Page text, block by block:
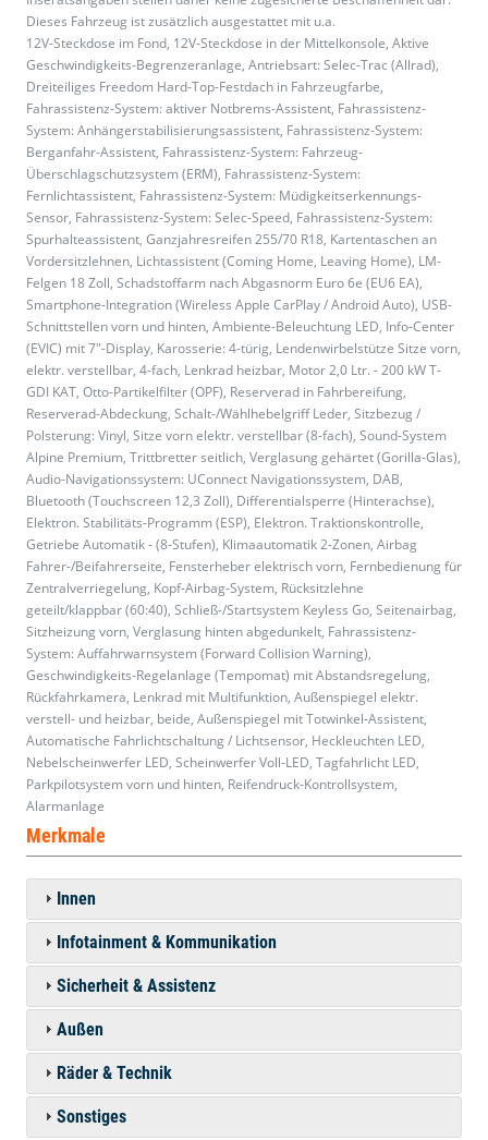
Dieses Fahrzeug ist zusätzlich ausgestattet mit u.a.
12V-Steckdose im Fond, 12V-Steckdose in der Mittelkonsole, Aktive
Geschwindigkeits-Begrenzeranlage, Antriebsart: Selec-Trac (Allrad),
Dreiteiliges Freedom Hard-Top-Festdach in Fahrzeugfarbe,
Fahrassistenz-System: aktiver Notbrems-Assistent, Fahrassistenz-
System: Anhängerstabilisierungsassistent, Fahrassistenz-System:
Berganfahr-Assistent, Fahrassistenz-System: Fahrzeug-
Überschlagschutzsystem (ERM), Fahrassistenz-System:
Fernlichtassistent, Fahrassistenz-System: Müdigkeitserkennungs-
Sensor, Fahrassistenz-System: Selec-Speed, Fahrassistenz-System:
Spurhalteassistent, Ganzjahresreifen 255/70 R18, Kartentaschen an
Vordersitzlehnen, Lichtassistent (Coming Home, Leaving Home), LM-
Felgen 18 Zoll, Schadstoffarm nach Abgasnorm Euro 6e (EU6 EA),
Smartphone-Integration (Wireless Apple CarPlay / Android Auto), USB-
Schnittstellen vorn und hinten, Ambiente-Beleuchtung LED, Info-Center
(EVIC) mit 7"-Display, Karosserie: 4-türig, Lendenwirbelstütze Sitze vorn,
elektr. verstellbar, 4-fach, Lenkrad heizbar, Motor 2,0 Ltr. - 200 kW T-
GDI KAT, Otto-Partikelfilter (OPF), Reserverad in Fahrbereifung,
Reserverad-Abdeckung, Schalt-/Wählhebelgriff Leder, Sitzbezug /
Polsterung: Vinyl, Sitze vorn elektr. verstellbar (8-fach), Sound-System
Alpine Premium, Trittbretter seitlich, Verglasung gehärtet (Gorilla-Glas),
Audio-Navigationssystem: UConnect Navigationssystem, DAB,
Bluetooth (Touchscreen 12,3 Zoll), Differentialsperre (Hinterachse),
Elektron. Stabilitäts-Programm (ESP), Elektron. Traktionskontrolle,
Getriebe Automatik - (8-Stufen), Klimaautomatik 2-Zonen, Airbag
Fahrer-/Beifahrerseite, Fensterheber elektrisch vorn, Fernbedienung für
Zentralverriegelung, Kopf-Airbag-System, Rücksitzlehne
geteilt/klappbar (60:40), Schließ-/Startsystem Keyless Go, Seitenairbag,
Sitzheizung vorn, Verglasung hinten abgedunkelt, Fahrassistenz-
System: Auffahrwarnsystem (Forward Collision Warning),
Geschwindigkeits-Regelanlage (Tempomat) mit Abstandsregelung,
Rückfahrkamera, Lenkrad mit Multifunktion, Außenspiegel elektr.
verstell- und heizbar, beide, Außenspiegel mit Totwinkel-Assistent,
Automatische Fahrlichtschaltung / Lichtsensor, Heckleuchten LED,
Nebelscheinwerfer LED, Scheinwerfer Voll-LED, Tagfahrlicht LED,
Parkpilotsystem vorn und hinten, Reifendruck-Kontrollsystem,
Alarmanlage
Merkmale
Innen
Infotainment & Kommunikation
Sicherheit & Assistenz
Außen
Räder & Technik
Sonstiges